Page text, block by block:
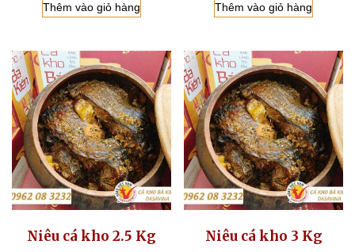
Thêm vào giỏ hàng Thêm vào giỏ hàng
Niêu cá kho 2.5 Kg Niêu cá kho 3 Kg